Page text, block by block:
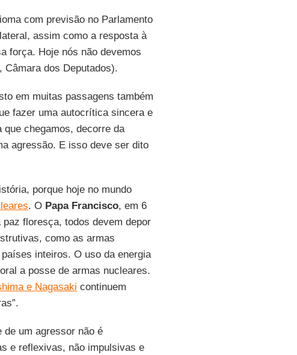
com previsão no Parlamento
assim como a resposta à
força. Hoje nós não devemos
dos Deputados).
em muitas passagens também
fazer uma autocrítica sincera e
chegamos, decorre da
agressão. E isso deve ser dito
porque hoje no mundo
. O Papa Francisco, em 6
floresça, todos devem depor
como as armas
inteiros. O uso da energia
a posse de armas nucleares.
e Nagasaki continuem
um agressor não é
e reflexivas, não impulsivas e